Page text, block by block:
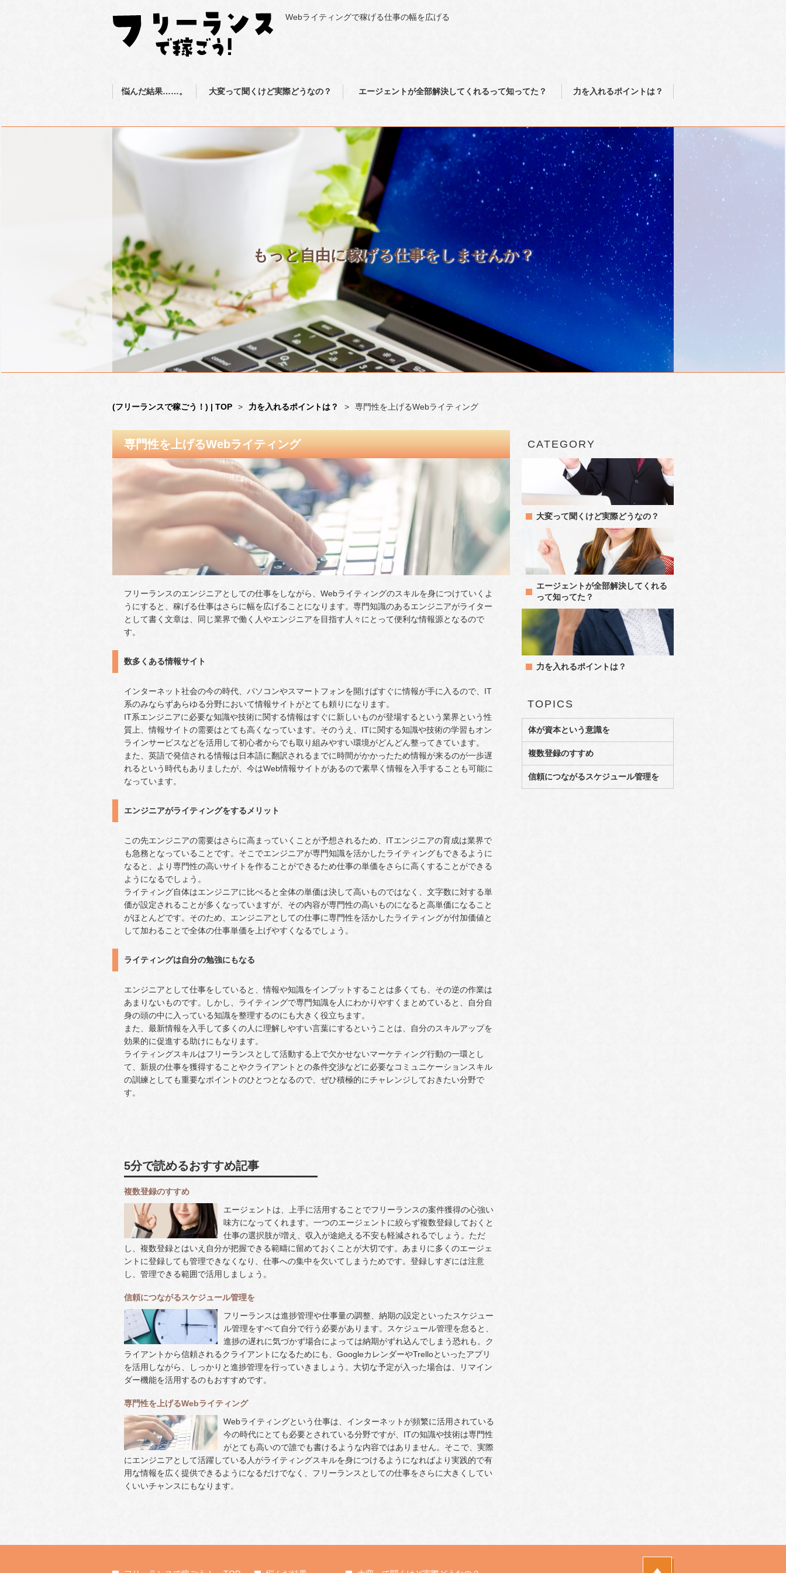
Webライティングで稼げる仕事の幅を広げる
悩んだ結果……。 大変って聞くけど実際どうなの？ エージェントが全部解決してくれるって知ってた？ 力を入れるポイントは？
もっと自由に稼げる仕事をしませんか？
(フリーランスで稼ごう！) | TOP > 力を入れるポイントは？ > 専門性を上げるWebライティング
CATEGORY
大変って聞くけど実際どうなの？
エージェントが全部解決してくれる
って知ってた？
力を入れるポイントは？
TOPICS
体が資本という意識を
複数登録のすすめ
信頼につながるスケジュール管理を
専門性を上げるWebライティング
フリーランスのエンジニアとしての仕事をしながら、Webライティングのスキルを身につけていくよ
うにすると、稼げる仕事はさらに幅を広げることになります。専門知識のあるエンジニアがライター
として書く文章は、同じ業界で働く人やエンジニアを目指す人々にとって便利な情報源となるので
す。
数多くある情報サイト
インターネット社会の今の時代、パソコンやスマートフォンを開けばすぐに情報が手に入るので、IT
系のみならずあらゆる分野において情報サイトがとても頼りになります。
IT系エンジニアに必要な知識や技術に関する情報はすぐに新しいものが登場するという業界という性
質上、情報サイトの需要はとても高くなっています。そのうえ、ITに関する知識や技術の学習もオン
ラインサービスなどを活用して初心者からでも取り組みやすい環境がどんどん整ってきています。
また、英語で発信される情報は日本語に翻訳されるまでに時間がかかったため情報が来るのが一歩遅
れるという時代もありましたが、今はWeb情報サイトがあるので素早く情報を入手することも可能に
なっています。
エンジニアがライティングをするメリット
この先エンジニアの需要はさらに高まっていくことが予想されるため、ITエンジニアの育成は業界で
も急務となっていることです。そこでエンジニアが専門知識を活かしたライティングもできるように
なると、より専門性の高いサイトを作ることができるため仕事の単価をさらに高くすることができる
ようになるでしょう。
ライティング自体はエンジニアに比べると全体の単価は決して高いものではなく、文字数に対する単
価が設定されることが多くなっていますが、その内容が専門性の高いものになると高単価になること
がほとんどです。そのため、エンジニアとしての仕事に専門性を活かしたライティングが付加価値と
して加わることで全体の仕事単価を上げやすくなるでしょう。
ライティングは自分の勉強にもなる
エンジニアとして仕事をしていると、情報や知識をインプットすることは多くても、その逆の作業は
あまりないものです。しかし、ライティングで専門知識を人にわかりやすくまとめていると、自分自
身の頭の中に入っている知識を整理するのにも大きく役立ちます。
また、最新情報を入手して多くの人に理解しやすい言葉にするということは、自分のスキルアップを
効果的に促進する助けにもなります。
ライティングスキルはフリーランスとして活動する上で欠かせないマーケティング行動の一環とし
て、新規の仕事を獲得することやクライアントとの条件交渉などに必要なコミュニケーションスキル
の訓練としても重要なポイントのひとつとなるので、ぜひ積極的にチャレンジしておきたい分野で
す。
5分で読めるおすすめ記事
複数登録のすすめ
エージェントは、上手に活用することでフリーランスの案件獲得の心強い
味方になってくれます。一つのエージェントに絞らず複数登録しておくと
仕事の選択肢が増え、収入が途絶える不安も軽減されるでしょう。ただ
し、複数登録とはいえ自分が把握できる範疇に留めておくことが大切です。あまりに多くのエージェ
ントに登録しても管理できなくなり、仕事への集中を欠いてしまうためです。登録しすぎには注意
し、管理できる範囲で活用しましょう。
信頼につながるスケジュール管理を
フリーランスは進捗管理や仕事量の調整、納期の設定といったスケジュー
ル管理をすべて自分で行う必要があります。スケジュール管理を怠ると、
進捗の遅れに気づかず場合によっては納期がずれ込んでしまう恐れも。ク
ライアントから信頼されるクライアントになるためにも、GoogleカレンダーやTrelloといったアプリ
を活用しながら、しっかりと進捗管理を行っていきましょう。大切な予定が入った場合は、リマイン
ダー機能を活用するのもおすすめです。
専門性を上げるWebライティング
Webライティングという仕事は、インターネットが頻繁に活用されている
今の時代にとても必要とされている分野ですが、ITの知識や技術は専門性
がとても高いので誰でも書けるような内容ではありません。そこで、実際
にエンジニアとして活躍している人がライティングスキルを身につけるようになればより実践的で有
用な情報を広く提供できるようになるだけでなく、フリーランスとしての仕事をさらに大きくしてい
くいいチャンスにもなります。